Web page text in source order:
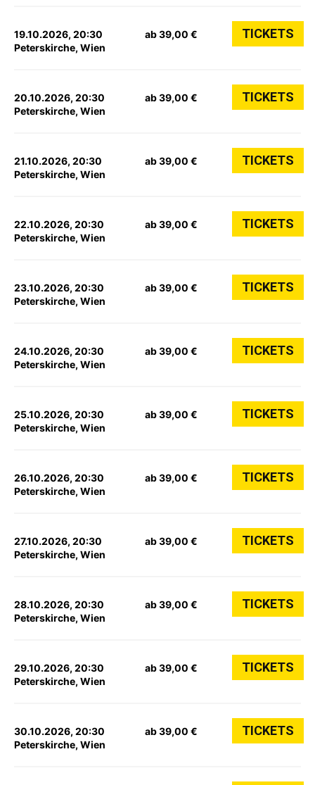
19.10.2026, 20:30
Peterskirche, Wien
ab 39,00 € TICKETS
20.10.2026, 20:30
Peterskirche, Wien
ab 39,00 € TICKETS
21.10.2026, 20:30
Peterskirche, Wien
ab 39,00 € TICKETS
22.10.2026, 20:30
Peterskirche, Wien
ab 39,00 € TICKETS
23.10.2026, 20:30
Peterskirche, Wien
ab 39,00 € TICKETS
24.10.2026, 20:30
Peterskirche, Wien
ab 39,00 € TICKETS
25.10.2026, 20:30
Peterskirche, Wien
ab 39,00 € TICKETS
26.10.2026, 20:30
Peterskirche, Wien
ab 39,00 € TICKETS
27.10.2026, 20:30
Peterskirche, Wien
ab 39,00 € TICKETS
28.10.2026, 20:30
Peterskirche, Wien
ab 39,00 € TICKETS
29.10.2026, 20:30
Peterskirche, Wien
ab 39,00 € TICKETS
30.10.2026, 20:30
Peterskirche, Wien
ab 39,00 € TICKETS